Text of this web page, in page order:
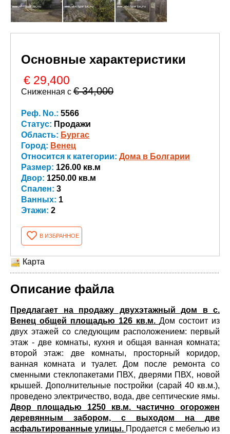
Основные характеристики
€ 29,400
Сниженная с € 34,000
Реф. No.: 5566
Статус: Продажи
Область: Бургас
Город: Венец
Относится к категории: Дома в Болгарии
Размер: 126.00 кв.м
Двор: 1250.00 кв.м
Спален: 3
Ванных: 1
Этажи: 2
В ИЗБРАННОЕ
Карта
Описание файла
Предлагает на продажу двухэтажный дом в с.
Венец общей площадью 126 кв.м. Дом состоит из
двух этажей со следующим расположением: первый
этаж - две комнаты, кухня и общая ванная комната;
второй этаж: две комнаты, просторный коридор,
ванная комната и туалет. Дом после ремонта со
сменными стеклопакетами ПВХ, дверями ПВХ, новой
крышей. Дополнительные постройки (сарай 40 кв.м.),
проведено электричество, вода, две септические ямы.
Двор площадью 1250 кв.м. частично огорожен
деревянным забором, с выходом на две
асфальтированные улицы. Продается с мебелью из